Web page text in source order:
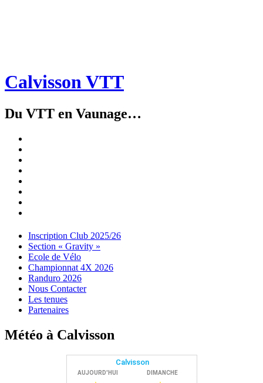
Calvisson VTT
Du VTT en Vaunage…
Menu
Widgets
Recherche
Aller
contenu
Inscription Club 2025/26
Section « Gravity »
Ecole de Vélo
Championnat 4X 2026
Randuro 2026
Nous Contacter
Les tenues
Partenaires
Météo à Calvisson